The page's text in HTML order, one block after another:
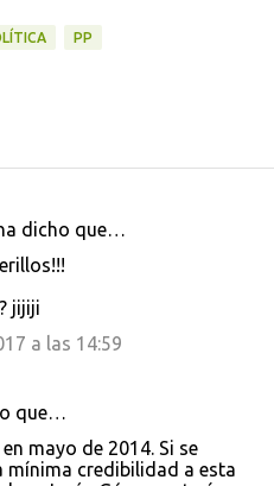
PP
dicho que…
jijiji
a las 14:59
que…
mayo de 2014. Si se
mínima credibilidad a esta